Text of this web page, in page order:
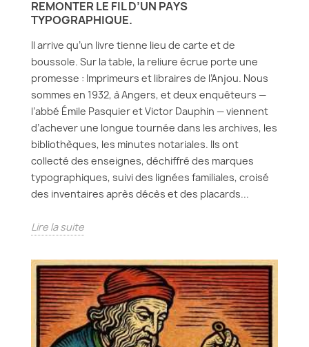
REMONTER LE FIL D’UN PAYS
TYPOGRAPHIQUE.
Il arrive qu’un livre tienne lieu de carte et de
boussole. Sur la table, la reliure écrue porte une
promesse : Imprimeurs et libraires de l’Anjou. Nous
sommes en 1932, à Angers, et deux enquêteurs —
l’abbé Émile Pasquier et Victor Dauphin — viennent
d’achever une longue tournée dans les archives, les
bibliothèques, les minutes notariales. Ils ont
collecté des enseignes, déchiffré des marques
typographiques, suivi des lignées familiales, croisé
des inventaires après décès et des placards...
Lire la suite